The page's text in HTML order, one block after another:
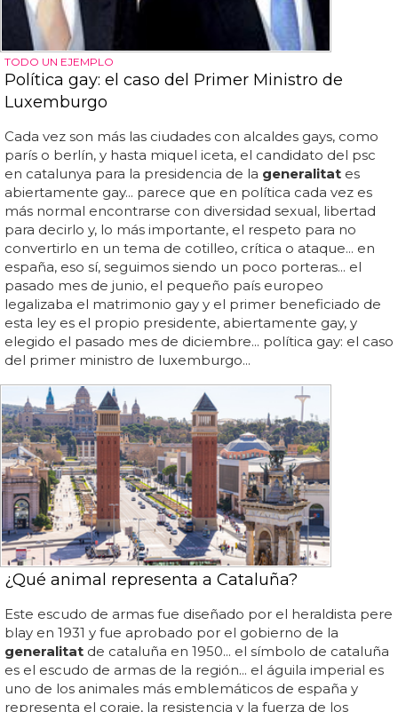
TODO UN EJEMPLO
Política gay: el caso del Primer Ministro de
Luxemburgo
Cada vez son más las ciudades con alcaldes gays, como
parís o berlín, y hasta miquel iceta, el candidato del psc
en catalunya para la presidencia de la generalitat es
abiertamente gay... parece que en política cada vez es
más normal encontrarse con diversidad sexual, libertad
para decirlo y, lo más importante, el respeto para no
convertirlo en un tema de cotilleo, crítica o ataque... en
españa, eso sí, seguimos siendo un poco porteras... el
pasado mes de junio, el pequeño país europeo
legalizaba el matrimonio gay y el primer beneficiado de
esta ley es el propio presidente, abiertamente gay, y
elegido el pasado mes de diciembre... política gay: el caso
del primer ministro de luxemburgo...
¿Qué animal representa a Cataluña?
Este escudo de armas fue diseñado por el heraldista pere
blay en 1931 y fue aprobado por el gobierno de la
generalitat de cataluña en 1950... el símbolo de cataluña
es el escudo de armas de la región... el águila imperial es
uno de los animales más emblemáticos de españa y
representa el coraje, la resistencia y la fuerza de los